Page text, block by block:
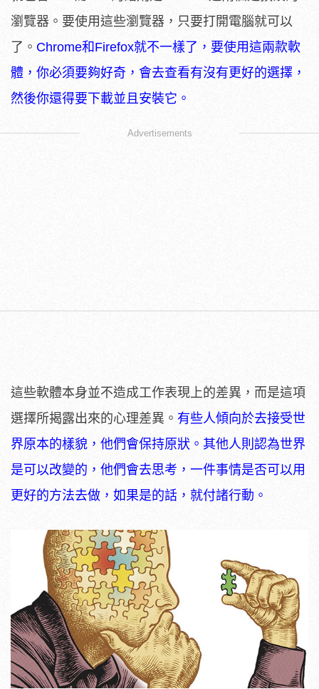
瀏覽器。要使用這些瀏覽器，只要打開電腦就可以
了。 Chrome和Firefox就不一樣了，要使用這兩款軟
體，你必須要夠好奇，會去查看有沒有更好的選擇，
然後你還得要下載並且安裝它。
Advertisements
這些軟體本身並不造成工作表現上的差異，而是這項
選擇所揭露出來的心理差異。 有些人傾向於去接受世
界原本的樣貌，他們會保持原狀。其他人則認為世界
是可以改變的，他們會去思考，一件事情是否可以用
更好的方法去做，如果是的話，就付諸行動。